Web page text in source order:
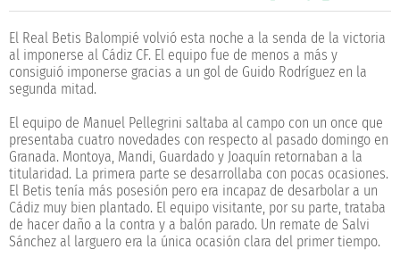
El Real Betis Balompié volvió esta noche a la senda de la victoria
al imponerse al Cádiz CF. El equipo fue de menos a más y
consiguió imponerse gracias a un gol de Guido Rodríguez en la
segunda mitad.
El equipo de Manuel Pellegrini saltaba al campo con un once que
presentaba cuatro novedades con respecto al pasado domingo en
Granada. Montoya, Mandi, Guardado y Joaquín retornaban a la
titularidad. La primera parte se desarrollaba con pocas ocasiones.
El Betis tenía más posesión pero era incapaz de desarbolar a un
Cádiz muy bien plantado. El equipo visitante, por su parte, trataba
de hacer daño a la contra y a balón parado. Un remate de Salvi
Sánchez al larguero era la única ocasión clara del primer tiempo.